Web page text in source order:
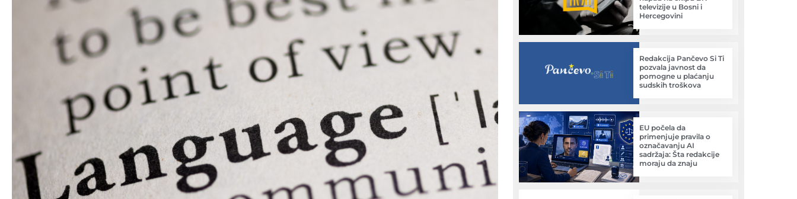
televizije u Bosni i
Hercegovini
Redakcija Pančevo Si Ti
pozvala javnost da
pomogne u plaćanju
sudskih troškova
EU počela da
primenjuje pravila o
označavanju AI
sadržaja: Šta redakcije
moraju da znaju